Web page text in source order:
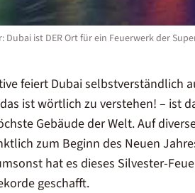
Dubai ist DER Ort für ein Feuerwerk der
feiert Dubai selbstverständlich
ist wörtlich zu verstehen! – ist
Gebäude der Welt. Auf
zum Beginn des Neuen
hat es dieses Silvester-
geschafft.